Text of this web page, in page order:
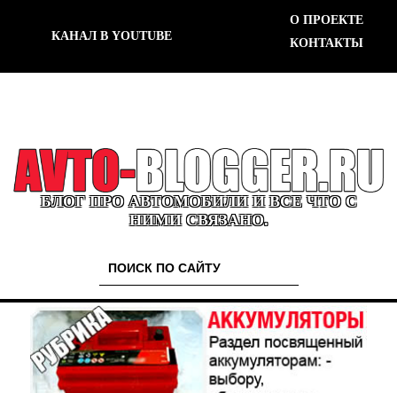
КАНАЛ В YOUTUBE
О ПРОЕКТЕ
КОНТАКТЫ
БЛОГ ПРО АВТОМОБИЛИ И ВСЕ ЧТО С
НИМИ СВЯЗАНО.